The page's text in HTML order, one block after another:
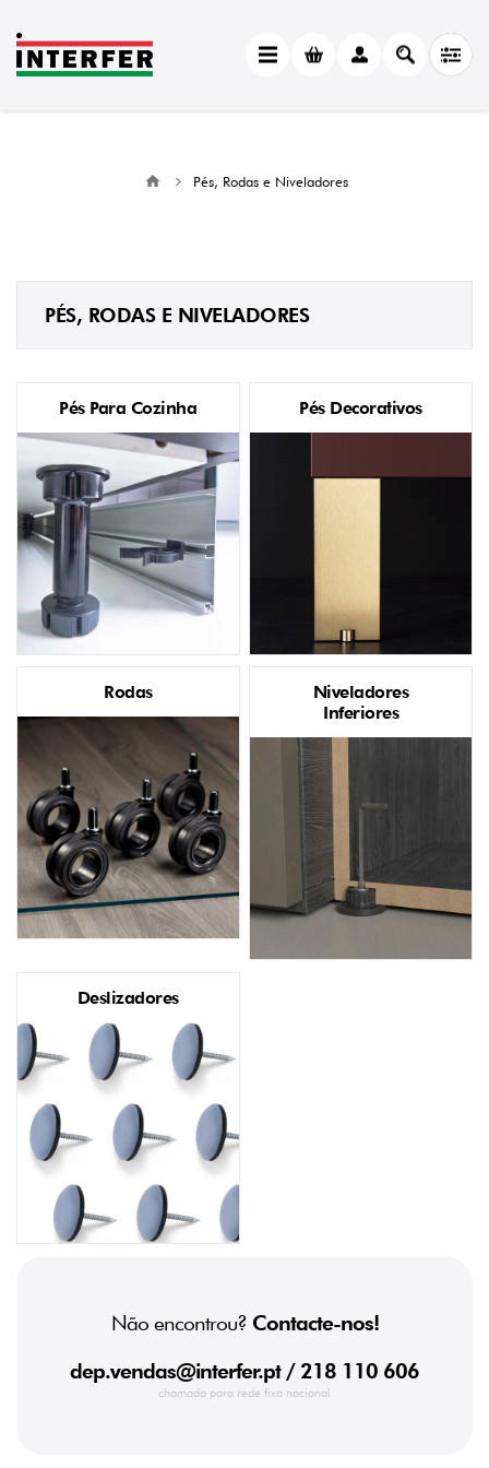
Pés, Rodas e Niveladores
PÉS, RODAS E NIVELADORES
Pés Para Cozinha Pés Decorativos
Rodas
Niveladores
Inferiores
Deslizadores
Não encontrou? Contacte-nos!
dep.vendas@interfer.pt/ 218 110 606
chamada para rede fixa nacional